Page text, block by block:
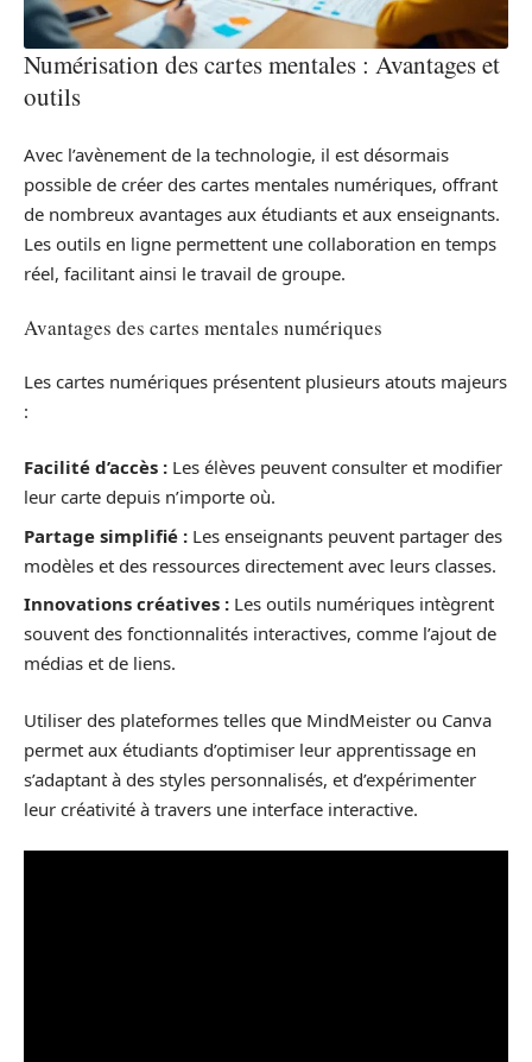
Numérisation des cartes mentales : Avantages et
outils
Avec l’avènement de la technologie, il est désormais
possible de créer des cartes mentales numériques, offrant
de nombreux avantages aux étudiants et aux enseignants.
Les outils en ligne permettent une collaboration en temps
réel, facilitant ainsi le travail de groupe.
Avantages des cartes mentales numériques
Les cartes numériques présentent plusieurs atouts majeurs
:
Facilité d’accès : Les élèves peuvent consulter et modifier
leur carte depuis n’importe où.
Partage simplifié : Les enseignants peuvent partager des
modèles et des ressources directement avec leurs classes.
Innovations créatives : Les outils numériques intègrent
souvent des fonctionnalités interactives, comme l’ajout de
médias et de liens.
Utiliser des plateformes telles que MindMeister ou Canva
permet aux étudiants d’optimiser leur apprentissage en
s’adaptant à des styles personnalisés, et d’expérimenter
leur créativité à travers une interface interactive.